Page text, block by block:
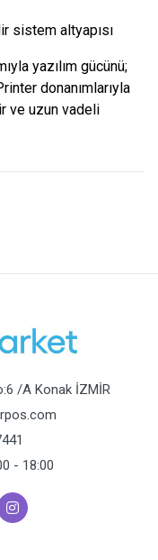
sistem altyapısı
yazılım gücünü;
donanımlarıyla
ve uzun vadeli
/A Konak İZMİR
- 18:00